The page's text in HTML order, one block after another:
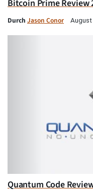
Bitcoin Prime Review
Durch Jason Conor
Quantum Code